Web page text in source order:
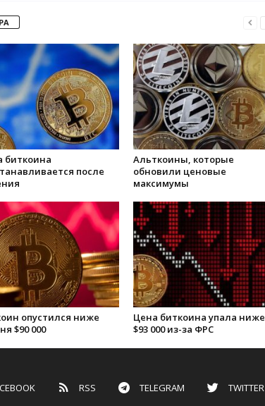
биткоина
после
Альткоины, которые
обновили ценовые
максимумы
опустился ниже
$90 000
Цена биткоина упала ниже
$93 000 из-за ФРС
RSS TELEGRAM TWITTER